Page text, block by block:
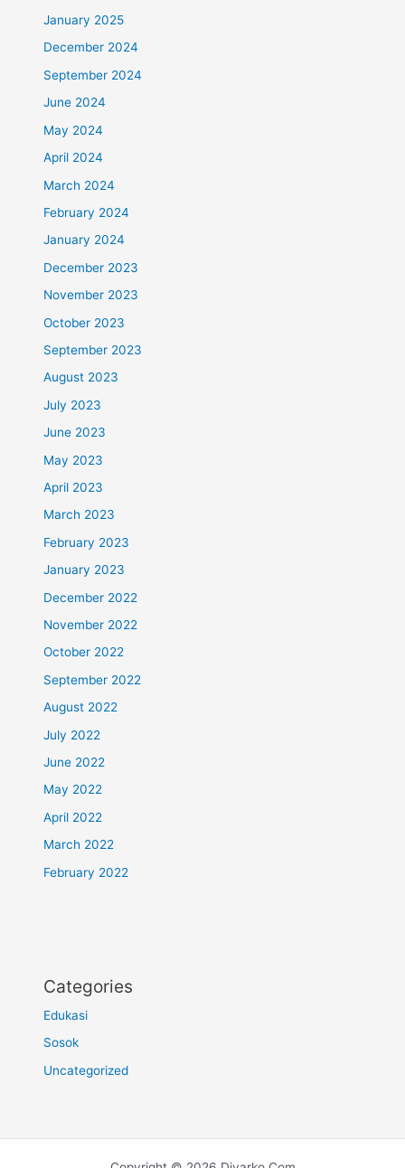
January 2025
December 2024
September 2024
June 2024
May 2024
April 2024
March 2024
February 2024
January 2024
December 2023
November 2023
October 2023
September 2023
August 2023
July 2023
June 2023
May 2023
April 2023
March 2023
February 2023
January 2023
December 2022
November 2022
October 2022
September 2022
August 2022
July 2022
June 2022
May 2022
April 2022
March 2022
February 2022
Categories
Edukasi
Sosok
Uncategorized